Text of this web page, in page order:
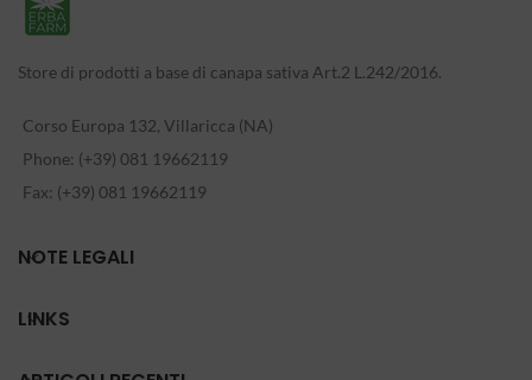
Store di prodotti a base di canapa sativa Art.2 L.242/2016.
Corso Europa 132, Villaricca (NA)
Phone: (+39) 081 19662119
Fax: (+39) 081 19662119
NOTE LEGALI
LINKS